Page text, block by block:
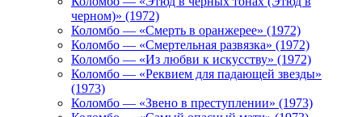
черном)» (1972)
Коломбо — «Смерть в оранжерее» (1972)
Коломбо — «Смертельная развязка» (1972)
Коломбо — «Из любви к искусству» (1972)
Коломбо — «Реквием для падающей звезды»
(1973)
Коломбо — «Звено в преступлении» (1973)